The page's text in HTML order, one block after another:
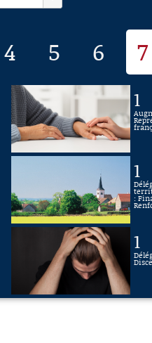
4 5 6 7
1
1
:
1